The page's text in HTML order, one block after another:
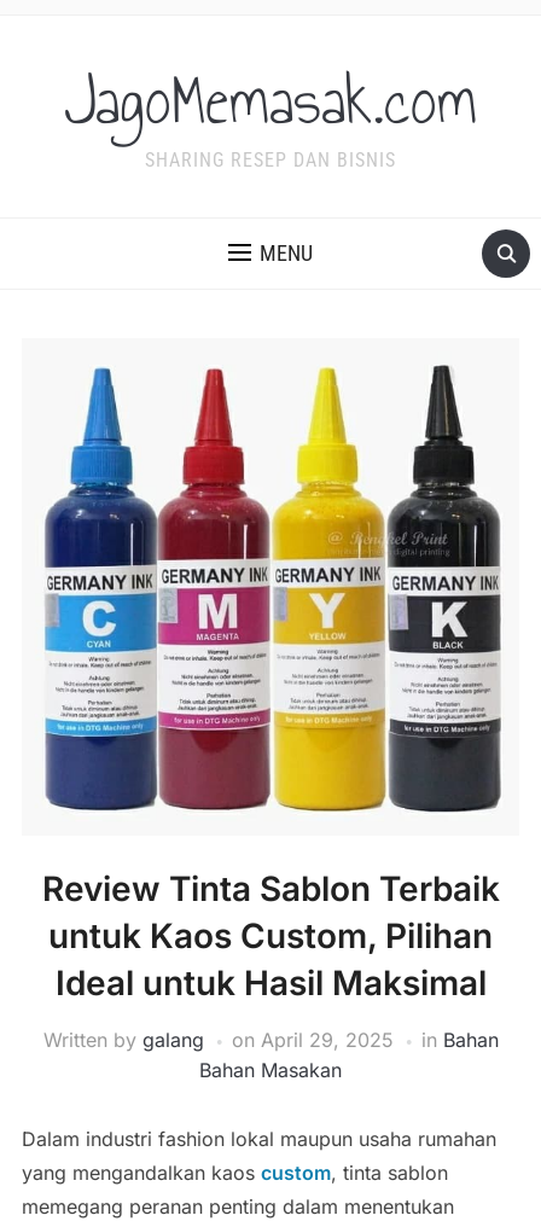
JagoMemasak.com
SHARING RESEP DAN BISNIS
MENU
Review Tinta Sablon Terbaik
untuk Kaos Custom, Pilihan
Ideal untuk Hasil Maksimal
Written by galang on April 29, 2025 in Bahan
Bahan Masakan
Dalam industri fashion lokal maupun usaha rumahan
yang mengandalkan kaos custom, tinta sablon
memegang peranan penting dalam menentukan